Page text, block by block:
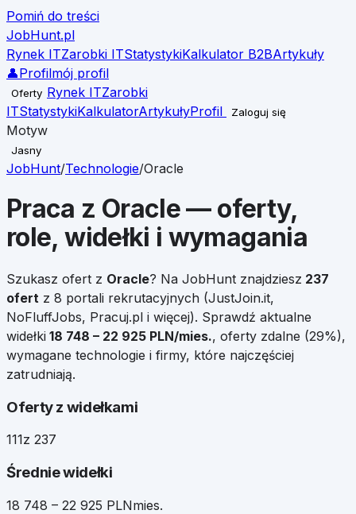
Pomiń do treści
JobHunt.pl
Rynek ITZarobki ITStatystykiKalkulator B2BArtykuły
👤Profilmój profil
Oferty Rynek ITZarobki
ITStatystykiKalkulatorArtykułyProfil Zaloguj się
Motyw
Jasny
JobHunt/Technologie/Oracle
Praca z Oracle— oferty,
role, widełki i wymagania
Szukasz ofert z Oracle? Na JobHunt znajdziesz 237
ofert z 8 portali rekrutacyjnych (JustJoin.it,
NoFluffJobs, Pracuj.pl i więcej). Sprawdź aktualne
widełki 18 748 – 22 925 PLN/mies., oferty zdalne (29%),
wymagane technologie i firmy, które najczęściej
zatrudniają.
Oferty z widełkami
111z 237
Średnie widełki
18 748 – 22 925 PLNmies.